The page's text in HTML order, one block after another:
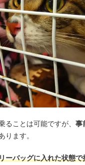
ることは可能ですが、 事
ります。
ーバッグに入れた状態